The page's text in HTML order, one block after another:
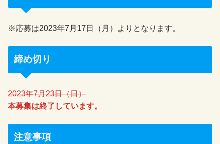
※応募は2023年7月17日（月）よりとなります。
締め切り
2023年7月23日（日）
本募集は終了しています。
注意事項